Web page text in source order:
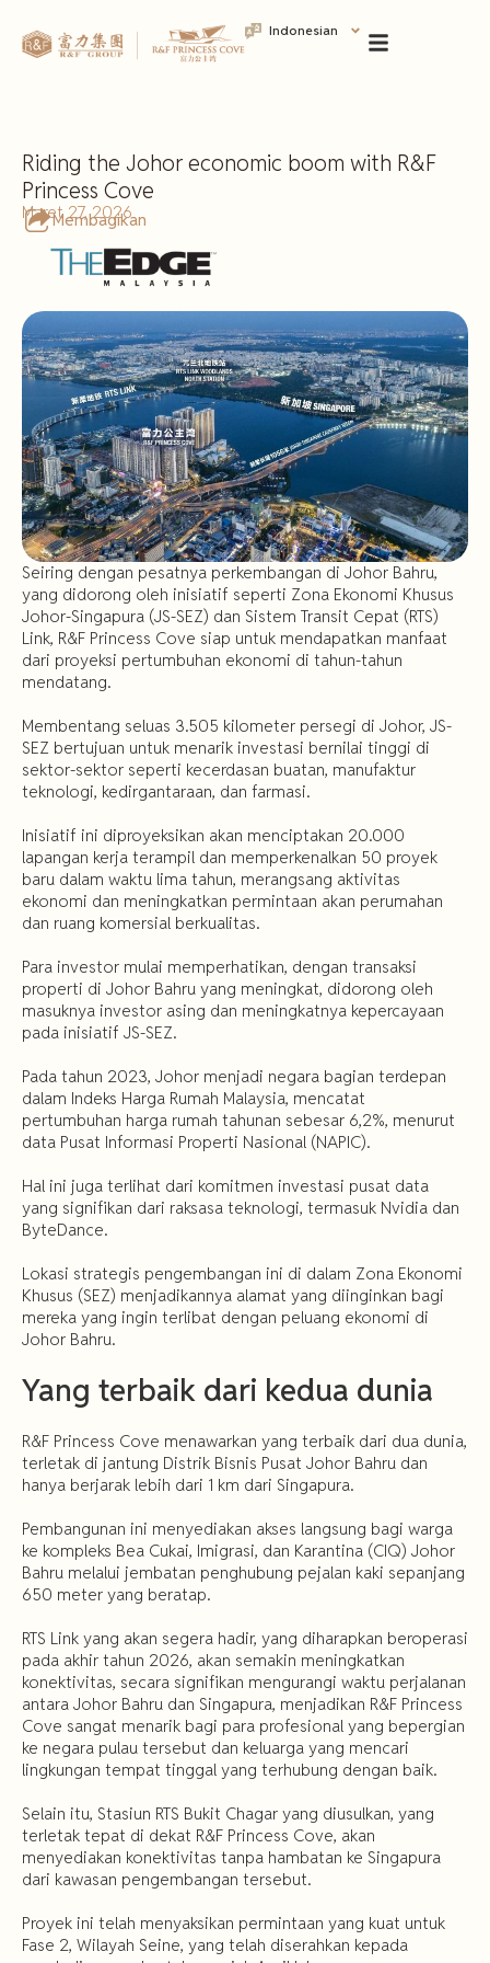
Indonesian
Riding the Johor economic boom with R&F
Princess Cove
Membagikan
Maret 27, 2026
Seiring dengan pesatnya perkembangan di Johor Bahru,
yang didorong oleh inisiatif seperti Zona Ekonomi Khusus
Johor-Singapura (JS-SEZ) dan Sistem Transit Cepat (RTS)
Link, R&F Princess Cove siap untuk mendapatkan manfaat
dari proyeksi pertumbuhan ekonomi di tahun-tahun
mendatang.
Membentang seluas 3.505 kilometer persegi di Johor, JS-
SEZ bertujuan untuk menarik investasi bernilai tinggi di
sektor-sektor seperti kecerdasan buatan, manufaktur
teknologi, kedirgantaraan, dan farmasi.
Inisiatif ini diproyeksikan akan menciptakan 20.000
lapangan kerja terampil dan memperkenalkan 50 proyek
baru dalam waktu lima tahun, merangsang aktivitas
ekonomi dan meningkatkan permintaan akan perumahan
dan ruang komersial berkualitas.
Para investor mulai memperhatikan, dengan transaksi
properti di Johor Bahru yang meningkat, didorong oleh
masuknya investor asing dan meningkatnya kepercayaan
pada inisiatif JS-SEZ.
Pada tahun 2023, Johor menjadi negara bagian terdepan
dalam Indeks Harga Rumah Malaysia, mencatat
pertumbuhan harga rumah tahunan sebesar 6,2%, menurut
data Pusat Informasi Properti Nasional (NAPIC).
Hal ini juga terlihat dari komitmen investasi pusat data
yang signifikan dari raksasa teknologi, termasuk Nvidia dan
ByteDance.
Lokasi strategis pengembangan ini di dalam Zona Ekonomi
Khusus (SEZ) menjadikannya alamat yang diinginkan bagi
mereka yang ingin terlibat dengan peluang ekonomi di
Johor Bahru.
Yang terbaik dari kedua dunia
R&F Princess Cove menawarkan yang terbaik dari dua dunia,
terletak di jantung Distrik Bisnis Pusat Johor Bahru dan
hanya berjarak lebih dari 1 km dari Singapura.
Pembangunan ini menyediakan akses langsung bagi warga
ke kompleks Bea Cukai, Imigrasi, dan Karantina (CIQ) Johor
Bahru melalui jembatan penghubung pejalan kaki sepanjang
650 meter yang beratap.
RTS Link yang akan segera hadir, yang diharapkan beroperasi
pada akhir tahun 2026, akan semakin meningkatkan
konektivitas, secara signifikan mengurangi waktu perjalanan
antara Johor Bahru dan Singapura, menjadikan R&F Princess
Cove sangat menarik bagi para profesional yang bepergian
ke negara pulau tersebut dan keluarga yang mencari
lingkungan tempat tinggal yang terhubung dengan baik.
Selain itu, Stasiun RTS Bukit Chagar yang diusulkan, yang
terletak tepat di dekat R&F Princess Cove, akan
menyediakan konektivitas tanpa hambatan ke Singapura
dari kawasan pengembangan tersebut.
Proyek ini telah menyaksikan permintaan yang kuat untuk
Fase 2, Wilayah Seine, yang telah diserahkan kepada